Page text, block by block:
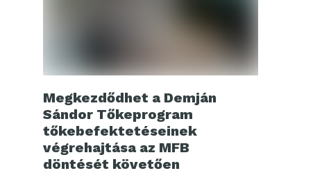
Megkezdődhet a Demján
Sándor Tőkeprogram
tőkebefektetéseinek
végrehajtása az MFB
döntését követően